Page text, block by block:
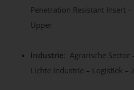
Penetration Resistant Insert –
Upper
Industrie: Agrarische Sector
Lichte Industrie – Logistiek –